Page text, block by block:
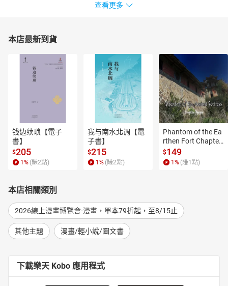
查看更多
本店最新到貨
钱边续琐【電子
書】
$205
1 % (賺2點)
我与南水北调【電
子書】
$215
1 % (賺2點)
Phantom of the Ea
rthen Fort Chapter
4【有聲書】
$149
1 % (賺1 點)
本店相關類別
2026線上漫畫博覽會-漫畫，單本79折起，至8/15止
其他主題 漫畫/輕小說/圖文書
下載樂天 Kobo 應用程式